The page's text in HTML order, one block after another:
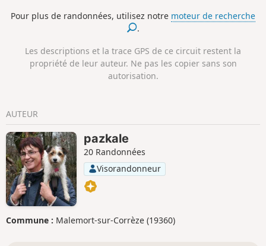
Pour plus de randonnées, utilisez notre moteur de recherche
.
Les descriptions et la trace GPS de ce circuit restent la
propriété de leur auteur. Ne pas les copier sans son
autorisation.
AUTEUR
pazkale
20 Randonnées
Visorandonneur
Commune : Malemort-sur-Corrèze (19360)